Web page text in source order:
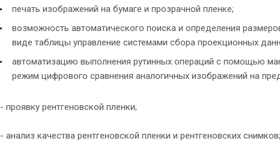
печать изображений на бумаге и прозрачной пленке;
возможность автоматического поиска и определения
виде таблицы управление системами сбора проекционных
автоматизацию выполнения рутинных операций с помощью
режим цифрового сравнения аналогичных изображений на
- проявку рентгеновской пленки;
- анализ качества рентгеновской пленки и рентгеновских снимков;